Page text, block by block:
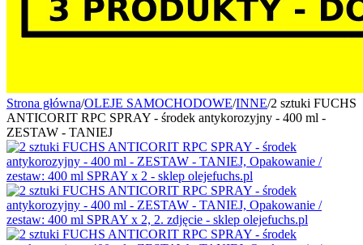
Strona główna/OLEJE SAMOCHODOWE/INNE/2 sztuki FUCHS
ANTICORIT RPC SPRAY - środek antykorozyjny - 400 ml -
ZESTAW - TANIEJ